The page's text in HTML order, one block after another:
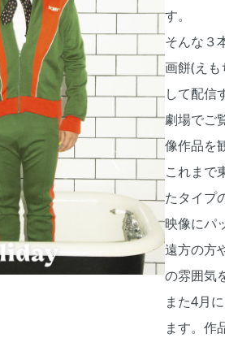
す。
そんな３
画餅(えも
して配信
劇場でご
像作品を
これまで
たタイプ
映像にパ
遠方の方
の雰囲気
また4月
ます。作